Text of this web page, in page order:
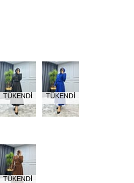
TÜKENDI TÜKENDI
TÜKENDI